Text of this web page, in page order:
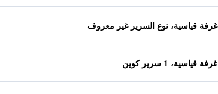
غرفة قياسية، نوع السرير غير معروف
غرفة قياسية، 1 سرير كوين